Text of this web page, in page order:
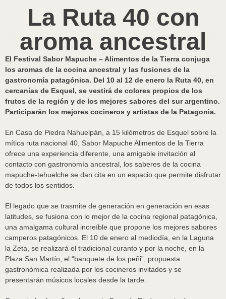
La Ruta 40 con
aroma ancestral
El Festival Sabor Mapuche – Alimentos de la Tierra conjuga
los aromas de la cocina ancestral y las fusiones de la
gastronomía patagónica. Del 10 al 12 de enero la Ruta 40, en
cercanías de Esquel, se vestirá de colores propios de los
frutos de la región y de los mejores sabores del sur argentino.
Participarán los mejores cocineros y artistas de la Patagonia.
En Casa de Piedra Nahuelpán, a 15 kilómetros de Esquel sobre la
mítica ruta nacional 40, Sabor Mapuche Alimentos de la Tierra
ofrece una experiencia diferente, una amigable invitación al
contacto con gastronomía ancestral, los saberes de la cocina
mapuche-tehuelche se dan cita en un espacio que permite disfrutar
de todos los sentidos.
El legado que se trasmite de generación en generación en esas
latitudes, se fusiona con lo mejor de la cocina regional patagónica,
una amalgama cultural increíble que propone los mejores sabores
camperos patagónicos. El 10 de enero al mediodía, en la Laguna
la Zeta, se realizará el tradicional curanto y por la noche, en la
Plaza San Martín, el “banquete de los peñi”, propuesta
gastronómica realizada por los cocineros invitados y se
presentarán músicos locales desde la tarde.